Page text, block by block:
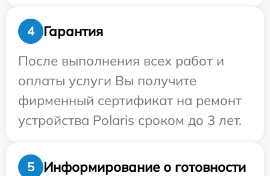
4
Гарантия
После выполнения всех работ и
оплаты услуги Вы получите
фирменный сертификат на ремонт
устройства Polaris сроком до 3 лет.
5
Информирование о готовности